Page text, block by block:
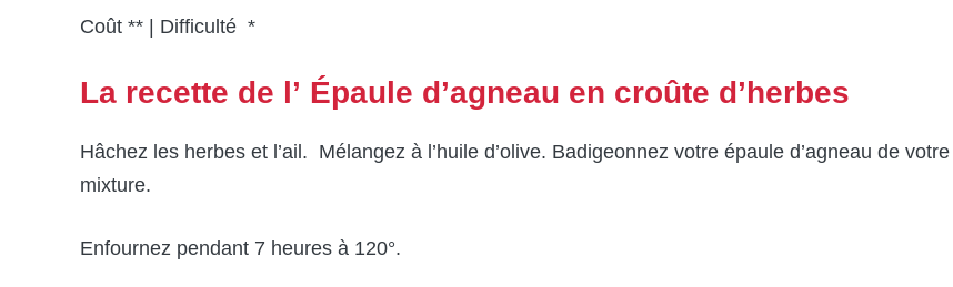
Coût ** | Difficulté *
La recette de l’ Épaule d’agneau en croûte d’herbes
Hâchez les herbes et l’ail. Mélangez à l’huile d’olive. Badigeonnez votre épaule d’agneau de votre
mixture.
Enfournez pendant 7 heures à 120°.